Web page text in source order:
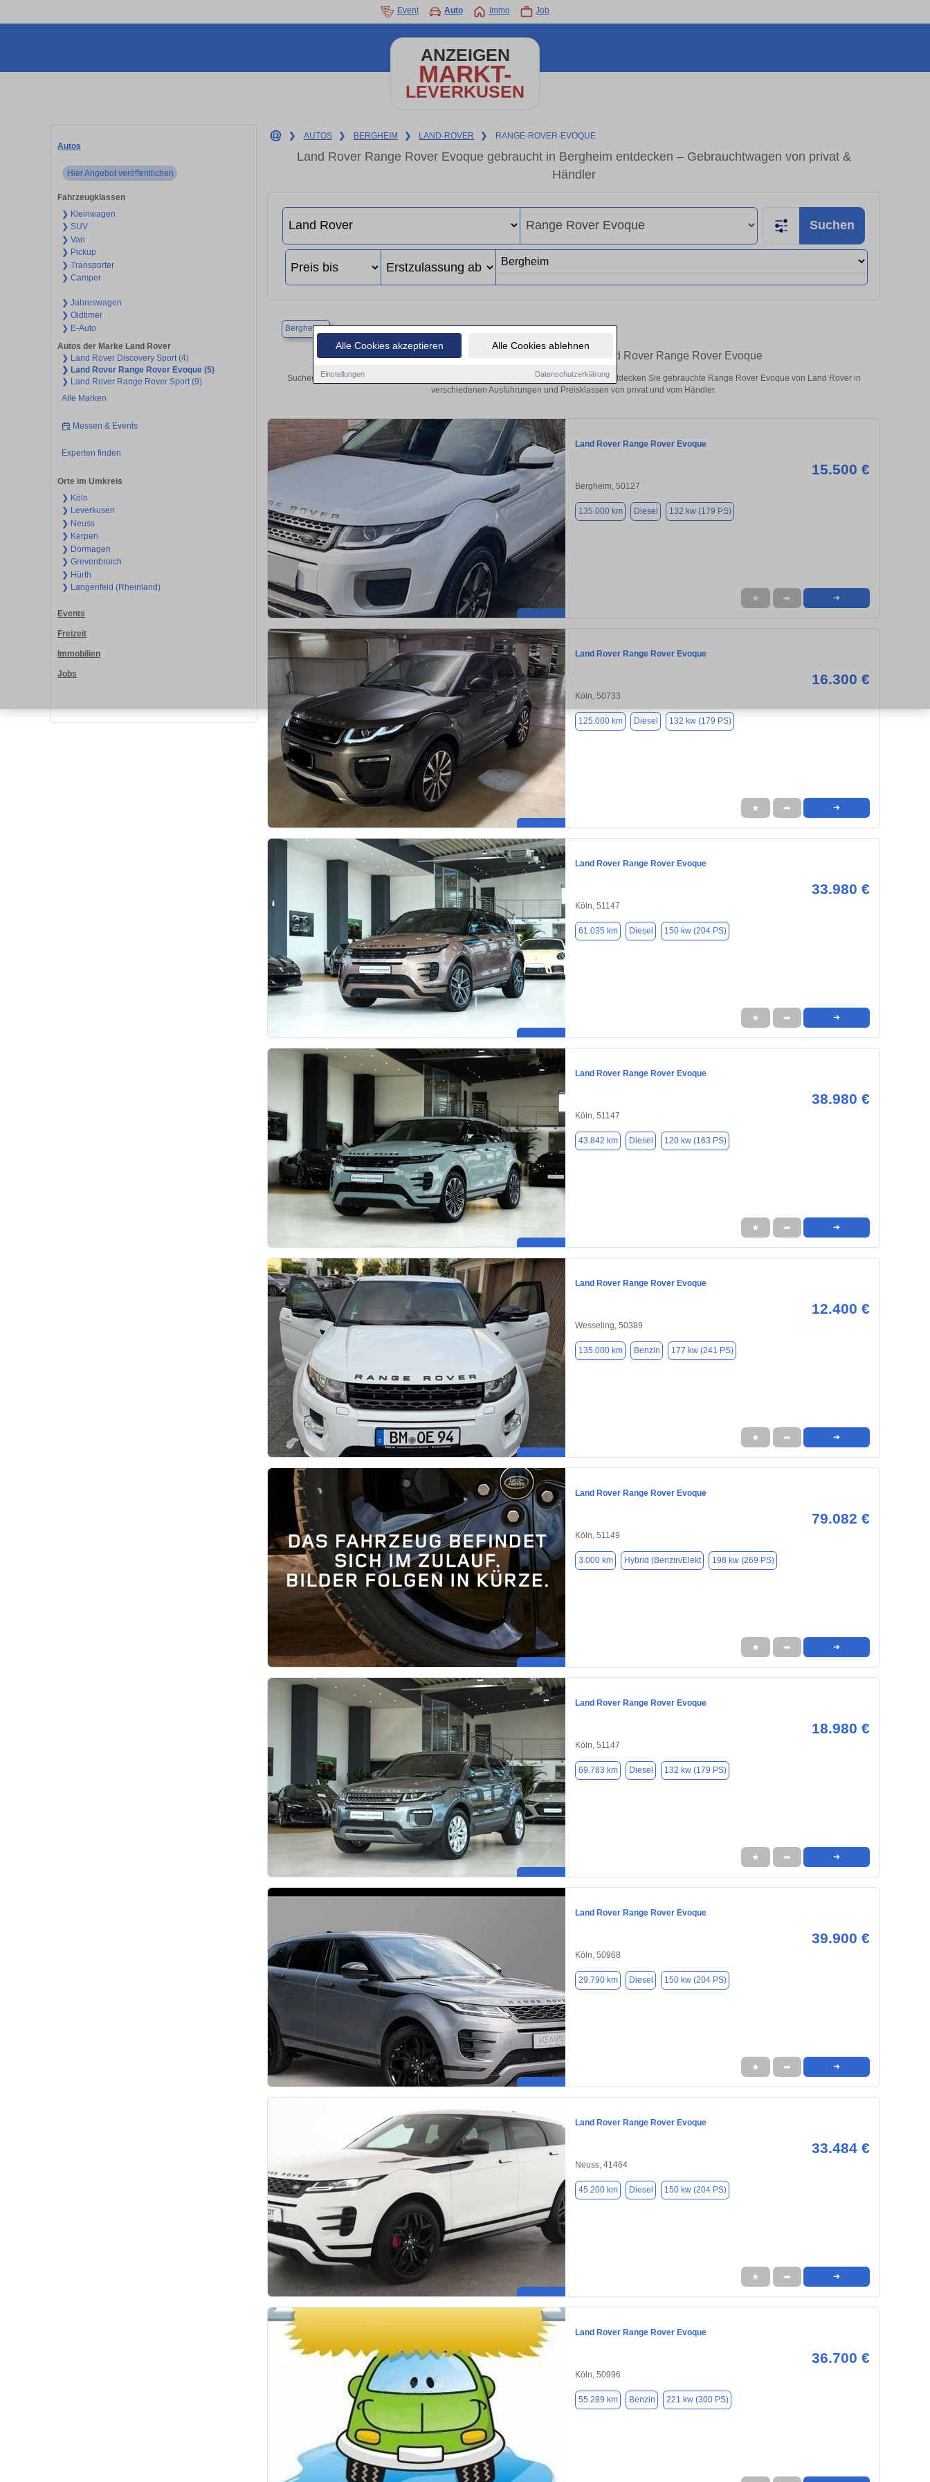
Alle Cookies akzeptieren Alle Cookies ablehnen
Einstellungen Datenschutzerklärung
Event Auto Immo Job
ANZEIGEN
MARKT-
LEVERKUSEN
Autos
Hier Angebot veröffentlichen
Fahrzeugklassen
❯ Kleinwagen
❯ SUV
❯ Van
❯ Pickup
❯ Transporter
❯ Camper
❯ Jahreswagen
❯ Oldtimer
❯ E-Auto
Autos der Marke Land Rover
❯ Land Rover Discovery Sport (4)
❯ Land Rover Range Rover Evoque (5)
❯ Land Rover Range Rover Sport (9)
Alle Marken
Messen & Events
Experten finden
Orte im Umkreis
❯ Köln
❯ Leverkusen
❯ Neuss
❯ Kerpen
❯ Dormagen
❯ Grevenbroich
❯ Hürth
❯ Langenfeld (Rheinland)
Events
Freizeit
Immobilien
Jobs
❯ AUTOS ❯ BERGHEIM ❯ LAND-ROVER ❯ RANGE-ROVER-EVOQUE
Land Rover Range Rover Evoque gebraucht in Bergheim entdecken – Gebrauchtwagen von privat &
Händler
Suchen
Bergheim×
Finden Sie in Bergheim Ihren gebrauchten Land Rover Range Rover Evoque
Suchen Sie in Bergheim einen Land Rover Range Rover Evoque Gebrauchtwagen? Entdecken Sie gebrauchte Range Rover Evoque von Land Rover in
verschiedenen Ausführungen und Preisklassen von privat und vom Händler.
Land Rover Range Rover Evoque
15.500 €
Bergheim, 50127
135.000 km Diesel 132 kw (179 PS)
★ ➦ ➜
Land Rover Range Rover Evoque
16.300 €
Köln, 50733
125.000 km Diesel 132 kw (179 PS)
★ ➦ ➜
Land Rover Range Rover Evoque
33.980 €
Köln, 51147
61.035 km Diesel 150 kw (204 PS)
★ ➦ ➜
Land Rover Range Rover Evoque
38.980 €
Köln, 51147
43.842 km Diesel 120 kw (163 PS)
★ ➦ ➜
Land Rover Range Rover Evoque
12.400 €
Wesseling, 50389
135.000 km Benzin 177 kw (241 PS)
★ ➦ ➜
Land Rover Range Rover Evoque
79.082 €
Köln, 51149
3.000 km Hybrid (Benzin/Elekt 198 kw (269 PS)
★ ➦ ➜
Land Rover Range Rover Evoque
18.980 €
Köln, 51147
69.783 km Diesel 132 kw (179 PS)
★ ➦ ➜
Land Rover Range Rover Evoque
39.900 €
Köln, 50968
29.790 km Diesel 150 kw (204 PS)
★ ➦ ➜
Land Rover Range Rover Evoque
33.484 €
Neuss, 41464
45.200 km Diesel 150 kw (204 PS)
★ ➦ ➜
Land Rover Range Rover Evoque
36.700 €
Köln, 50996
55.289 km Benzin 221 kw (300 PS)